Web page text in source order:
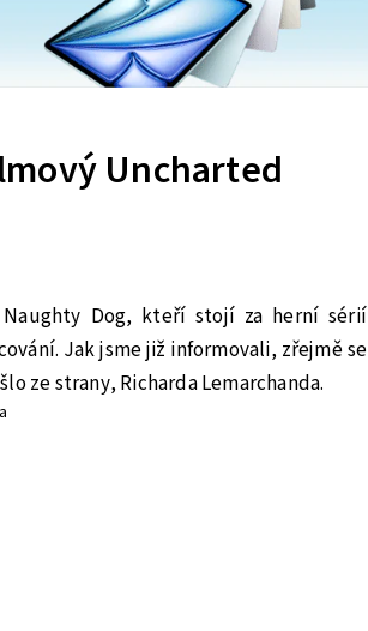
Uncharted
Dog, kteří stojí za herní sérií
Jak jsme již informovali, zřejmě se
ze strany, Richarda Lemarchanda.